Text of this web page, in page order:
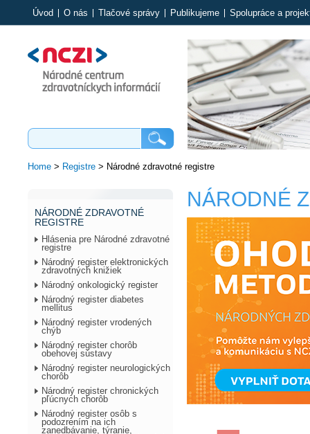
Úvod O nás Tlačové správy Publikujeme Spolupráce a
Home> Registre> Národné zdravotné registre
NÁRODNÉ ZDRAVOTNÉ
REGISTRE
Hlásenia pre Národné zdravotné
registre
Národný register elektronických
zdravotných knižiek
Národný onkologický register
Národný register diabetes
mellitus
Národný register vrodených
chýb
Národný register chorôb
obehovej sústavy
Národný register neurologických
chorôb
Národný register chronických
pľúcnych chorôb
Národný register osôb s
podozrením na ich
zanedbávanie, týranie,
NÁRODNÉ